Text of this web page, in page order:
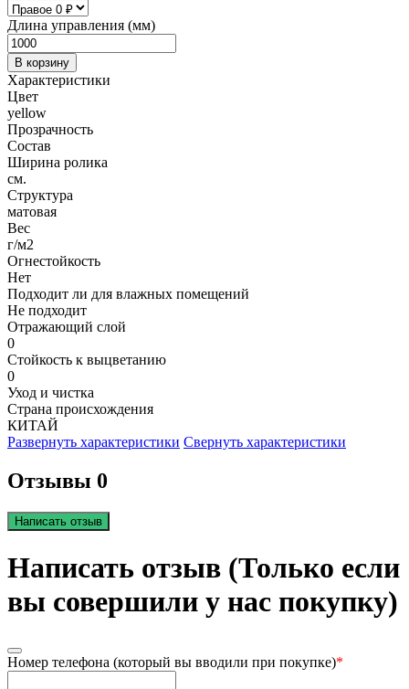
Длина управления (мм)
В корзину
Характеристики
Цвет
yellow
Прозрачность
Состав
Ширина ролика
см.
Структура
матовая
Вес
г/м2
Огнестойкость
Нет
Подходит ли для влажных помещений
Не подходит
Отражающий слой
0
Стойкость к выцветанию
0
Уход и чистка
Страна происхождения
КИТАЙ
Развернуть характеристики Свернуть характеристики
Отзывы 0
Написать отзыв
Написать отзыв (Только если
вы совершили у нас покупку)
Номер телефона (который вы вводили при покупке)*